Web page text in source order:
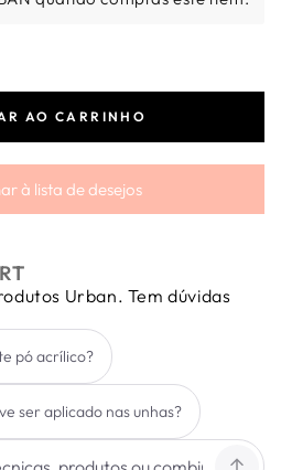
AO CARRINHO
à lista de desejos
Urban. Tem dúvidas
pó acrílico?
ser aplicado nas unhas?